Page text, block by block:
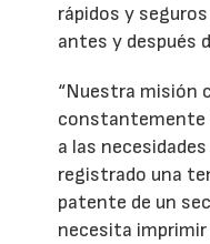
rápidos y
antes y después
“Nuestra misión
constantemente
a las
registrado una
patente de un
necesita imprimir